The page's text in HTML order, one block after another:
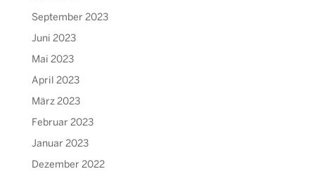
September 2023
Juni 2023
Mai 2023
April 2023
März 2023
Februar 2023
Januar 2023
Dezember 2022